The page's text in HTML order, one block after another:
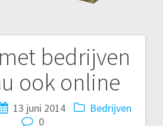
bedrijven
ook online
13 juni 2014
Bedrijven
0